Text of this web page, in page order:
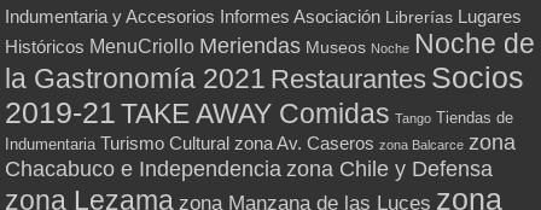
Indumentaria y Accesorios Informes Asociación Librerías Lugares
Históricos MenuCriollo Meriendas Museos Noche Noche de
la Gastronomía 2021 Restaurantes Socios
2019-21 TAKE AWAY Comidas Tango Tiendas de
Indumentaria Turismo Cultural zona Av. Caseros zona Balcarce zona
Chacabuco e Independencia zona Chile y Defensa
zona Lezama zona Manzana de las Luces zona